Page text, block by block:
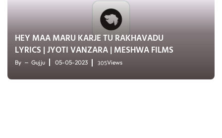
HEY MAA MARU KARJE TU RAKHAVADU
LYRICS | JYOTI VANZARA | MESHWA FILMS
By Gujju 05-05-2023 305Views